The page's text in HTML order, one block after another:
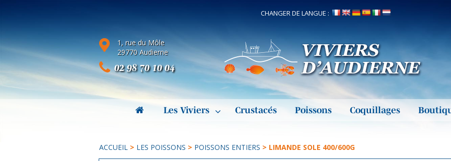
CHANGER DE LANGUE :
1, rue du Môle
29770 Audierne
02 98 70 10 04
Les Viviers Crustacés Poissons Coquillages
ACCUEIL > LES POISSONS > POISSONS ENTIERS > LIMANDE SOLE 400/600G